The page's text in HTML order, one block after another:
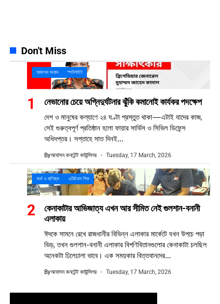
Don't Miss
আবাসন সংবাদ স্পটলাইট
নেভানোর চেয়ে অগ্নিদুর্ঘটনার ঝুঁকি কমানোই কার্যকর পদক্ষেপ
দেশ ও মানুষের কল্যাণে ২৪ ঘণ্টা প্রস্তুত থাকা—এটাই যাদের কাজ,
সেই গুরুত্বপূর্ণ প্রতিষ্ঠান হলো ফায়ার সার্ভিস ও সিভিল ডিফেন্স
অধিদপ্তর। সপ্তাহে সাত দিনই...
Byআবাসন কনটেন্ট কাউন্সিলর Tuesday, 17 March, 2026
অর্থ ও বাণিজ্য এডিটরস পিক
কেনাকাটার আভিজাত্য এখন আর সীমিত নেই গুলশান-বনানী
এলাকায়
ঈদকে সামনে রেখে রাজধানীর বিভিন্ন এলাকার মার্কেটে যখন উপচে পড়া
ভিড়, তখন গুলশান-বনানী এলাকার বিপণিবিতানগুলোর কেনাকাটা চলছিল
অনেকটা ঢিলেঢালা ভাবে। এক সময়কার বিত্তবানদের...
Byআবাসন কনটেন্ট কাউন্সিলর Tuesday, 17 March, 2026